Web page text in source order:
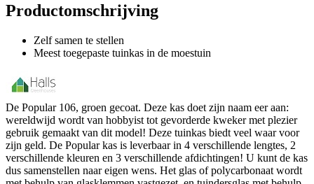
Productomschrijving
Zelf samen te stellen
Meest toegepaste tuinkas in de moestuin
De Popular 106, groen gecoat. Deze kas doet zijn naam eer aan:
wereldwijd wordt van hobbyist tot gevorderde kweker met plezier
gebruik gemaakt van dit model! Deze tuinkas biedt veel waar voor
zijn geld. De Popular kas is leverbaar in 4 verschillende lengtes, 2
verschillende kleuren en 3 verschillende afdichtingen! U kunt de kas
dus samenstellen naar eigen wens. Het glas of polycarbonaat wordt